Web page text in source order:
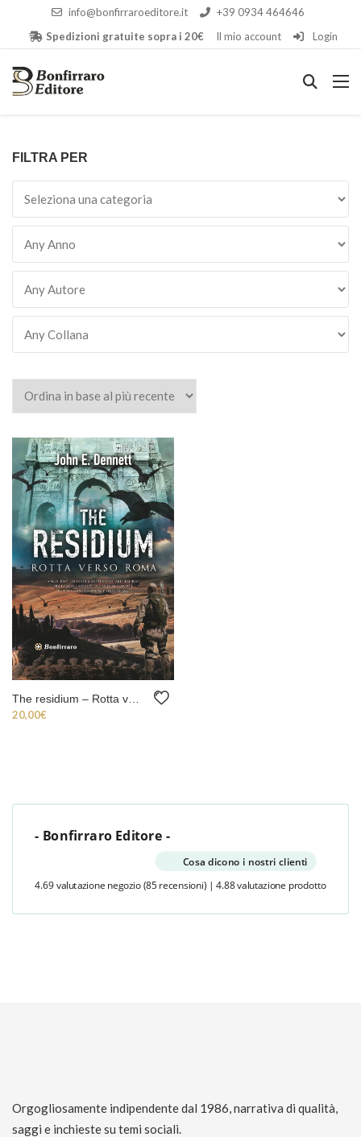
info@bonfirraroeditore.it
+39 0934 464646
Spedizioni gratuite sopra i 20€
Il mio account Login
FILTRA PER
20,00€
- Bonfirraro Editore -
Cosa dicono i nostri clienti
4.69 valutazione negozio (85 recensioni) | 4.88 valutazione prodotto
Orgogliosamente indipendente dal 1986, narrativa di qualità,
saggi e inchieste su temi sociali.